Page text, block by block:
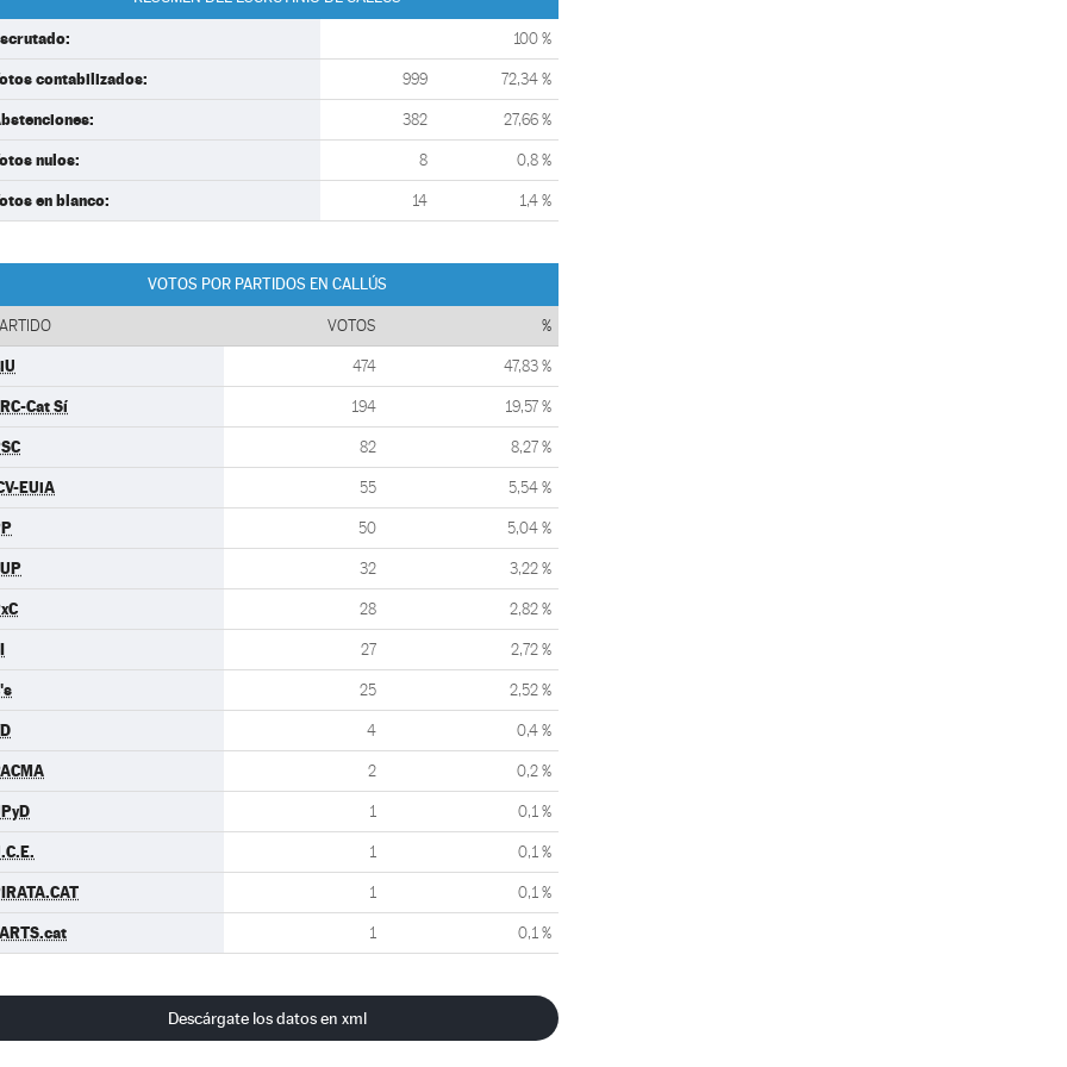
100 %
contabilizados: 999 72,34 %
382 27,66 %
nulos: 8 0,8 %
en blanco: 14 1,4 %
VOTOS POR PARTIDOS EN CALLÚS
VOTOS %
474 47,83 %
Cat Sí 194 19,57 %
82 8,27 %
EUiA 55 5,54 %
50 5,04 %
32 3,22 %
28 2,82 %
27 2,72 %
25 2,52 %
4 0,4 %
2 0,2 %
1 0,1 %
1 0,1 %
1 0,1 %
1 0,1 %
Descárgate los datos en xml